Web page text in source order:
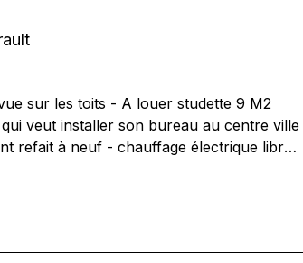
sur les toits - A louer studette 9 M2
son bureau au centre ville
à neuf - chauffage électrique libre